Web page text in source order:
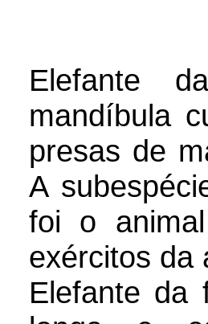
Elefante
mandíbula
presas de
A
foi o
exércitos da
Elefante da